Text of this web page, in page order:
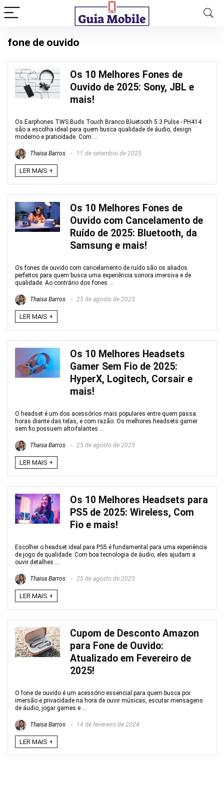
fone de ouvido
Os 10 Melhores Fones de
Ouvido de 2025: Sony, JBL e
mais!
Os Earphones TWS Buds Touch Branco Bluetooth 5.3 Pulse - PH414
são a escolha ideal para quem busca qualidade de áudio, design
moderno e praticidade. Com ...
Thaisa Barros 11 de setembro de 2025
LER MAIS +
Os 10 Melhores Fones de
Ouvido com Cancelamento de
Ruído de 2025: Bluetooth, da
Samsung e mais!
Os fones de ouvido com cancelamento de ruído são os aliados
perfeitos para quem busca uma experiência sonora imersiva e de
qualidade. Ao contrário dos fones ...
Thaisa Barros 25 de agosto de 2025
LER MAIS +
Os 10 Melhores Headsets
Gamer Sem Fio de 2025:
HyperX, Logitech, Corsair e
mais!
O headset é um dos acessórios mais populares entre quem passa
horas diante das telas, e com razão. Os melhores headsets gamer
sem fio possuem alto-falantes ...
Thaisa Barros 25 de agosto de 2025
LER MAIS +
Os 10 Melhores Headsets para
PS5 de 2025: Wireless, Com
Fio e mais!
Escolher o headset ideal para PS5 é fundamental para uma experiência
de jogo de qualidade. Com boa tecnologia de áudio, eles ajudam a
ouvir detalhes ...
Thaisa Barros 25 de agosto de 2025
LER MAIS +
Cupom de Desconto Amazon
para Fone de Ouvido:
Atualizado em Fevereiro de
2025!
O fone de ouvido é um acessório essencial para quem busca por
imersão e privacidade na hora de ouvir músicas, escutar mensagens
de áudio, jogar games e ...
Thaisa Barros 14 de fevereiro de 2024
LER MAIS +